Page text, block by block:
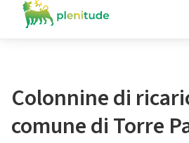
Colonnine di
comune di Torre